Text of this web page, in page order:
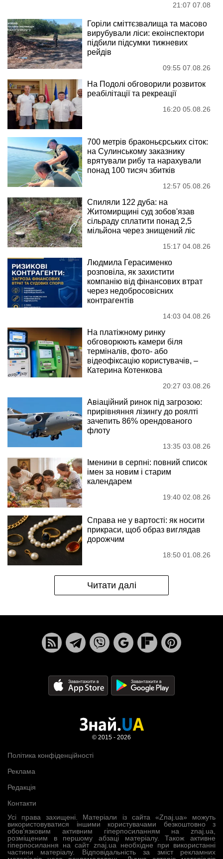
21:07 07.08
Горіли сміттєзвалища та масово
вирубували ліси: екоінспектори
підбили підсумки тижневих
рейдів
09:55 07.08.26
На Подолі обговорили розвиток
реабілітації та рекреації
16:20 05.08.26
700 метрів браконьєрських сіток:
на Сулинському заказнику
врятували рибу та нарахували
понад 100 тисяч збитків
12:57 05.08.26
Спиляли 122 дуба: на
Житомирщині суд зобов'язав
сільраду сплатити понад 2,5
мільйона через знищений ліс
15:17 04.08.26
Людмила Герасименко
розповіла, як захистити
компанію від фінансових втрат
через недобросовісних
контрагентів
14:03 04.08.26
На платіжному ринку
обговорюють камери біля
терміналів, фото- або
відеофіксацію користувачів, –
Катерина Котенкова
20:27 03.08.26
Авіаційний ринок під загрозою:
прирівняння лізингу до роялті
зачепить 86% орендованого
флоту
13:35 03.08.26
Іменини в серпні: повний список
імен за новим і старим
календарем
19:40 02.08.26
Справа не у вартості: як носити
прикраси, щоб образ виглядав
дорожчим
18:50 01.08.26
Читати далі
Усі права захищені. Матеріали із сайта «Znaj.ua» можуть
використовуватися іншими користувачами безкоштовно з
обов’язковим активним гіперпосиланням на znaj.ua,
розміщеним в першому абзаці матеріалу. Також активне
гіперпосилання на сайт znaj.ua необхідне при використанні
частини матеріалу. Відповідальність за зміст рекламних
Політика конфіденційності
Реклама
Редакція
Контакти
© 2015 - 2026